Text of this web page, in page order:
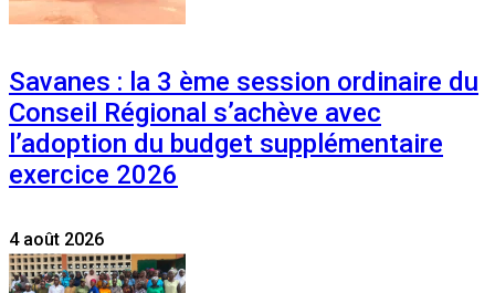
Savanes : la 3 ème session ordinaire du
Conseil Régional s’achève avec
l’adoption du budget supplémentaire
exercice 2026
4 août 2026